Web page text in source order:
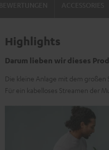
Highlights
Darum lieben wir dieses
Die kleine Anlage mit dem
Für ein kabelloses Streamen der